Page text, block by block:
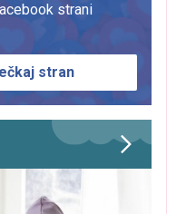
strani
stran